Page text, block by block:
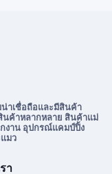
าเชื่อถือและมีสินค้า
นค้าหลากหลาย สินค้าแม่
งาน อุปกรณ์แคมป์ปิ้ง
มว
า